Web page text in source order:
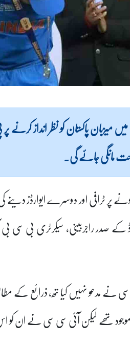
میزبان پاکستان کو نظر انداز کرنے
مانگی جائے گی۔
پر ٹرافی اور دوسرے ایوارڈز
راجربینی، سیکرٹری بی سی بی
نے مدعو نہیں کیا تھ، ذرائع
موجود تھے لیکن آئی سی سی نے ان